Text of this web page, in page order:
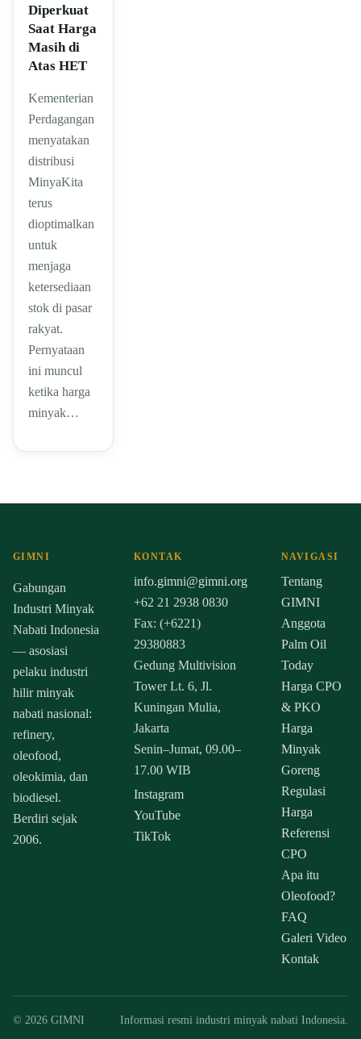
Diperkuat
Saat Harga
Masih di
Atas HET
Kementerian
Perdagangan
menyatakan
distribusi
MinyaKita
terus
dioptimalkan
untuk
menjaga
ketersediaan
stok di pasar
rakyat.
Pernyataan
ini muncul
ketika harga
minyak…
GIMNI
Gabungan
Industri Minyak
Nabati Indonesia
— asosiasi
pelaku industri
hilir minyak
nabati nasional:
refinery,
oleofood,
oleokimia, dan
biodiesel.
Berdiri sejak
2006.
KONTAK
info.gimni@gimni.org
+62 21 2938 0830
Fax: (+6221)
29380883
Gedung Multivision
Tower Lt. 6, Jl.
Kuningan Mulia,
Jakarta
Senin–Jumat, 09.00–
17.00 WIB
Instagram
YouTube
TikTok
NAVIGASI
Tentang
GIMNI
Anggota
Palm Oil
Today
Harga CPO
& PKO
Harga
Minyak
Goreng
Regulasi
Harga
Referensi
CPO
Apa itu
Oleofood?
FAQ
Galeri Video
Kontak
© 2026 GIMNI Informasi resmi industri minyak nabati Indonesia.